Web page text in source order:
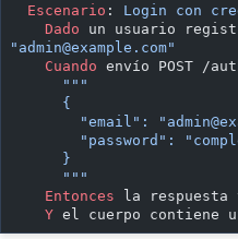
  Escenario
:
Login con
    Dado
" admin@example.com"
    Cuando
envío POST /
      """
      {
        "email": "
"password":
      }
      """
    Entonces
la
    Y
el cuerpo contiene